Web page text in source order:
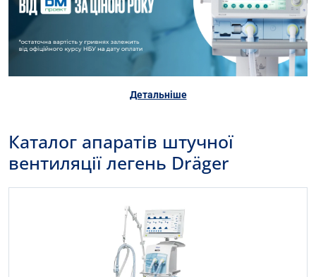
Детальніше
Каталог апаратів штучної
вентиляції легень Dräger